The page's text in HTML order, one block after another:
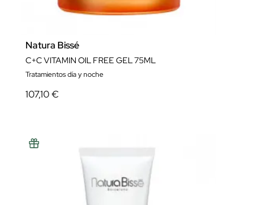
Natura Bissé
C+C VITAMIN OIL FREE GEL 75ML
Tratamientos día y noche
107,10 €